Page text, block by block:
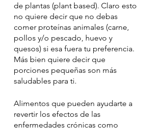
de plantas (plant based). Claro esto
no quiere decir que no debas
comer proteínas animales (carne,
pollos y/o pescado, huevo y
quesos) si esa fuera tu preferencia.
Más bien quiere decir que
porciones pequeñas son más
saludables para ti.
Alimentos que pueden ayudarte a
revertir los efectos de las
enfermedades crónicas como